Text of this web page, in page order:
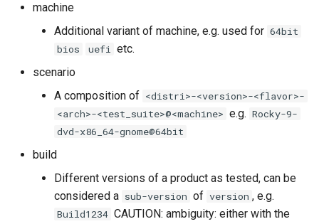
machine
Additional variant of machine, e.g. used for 64bit
bios
uefi etc.
scenario
A composition of <distri>-<version>-<flavor>-
<arch>-<test_suite>@<machine> e.g. Rocky-9-
dvd-x86_64-gnome@64bit
build
Different versions of a product as tested, can be
considered a sub-version of version , e.g.
Build1234 CAUTION: ambiguity: either with the